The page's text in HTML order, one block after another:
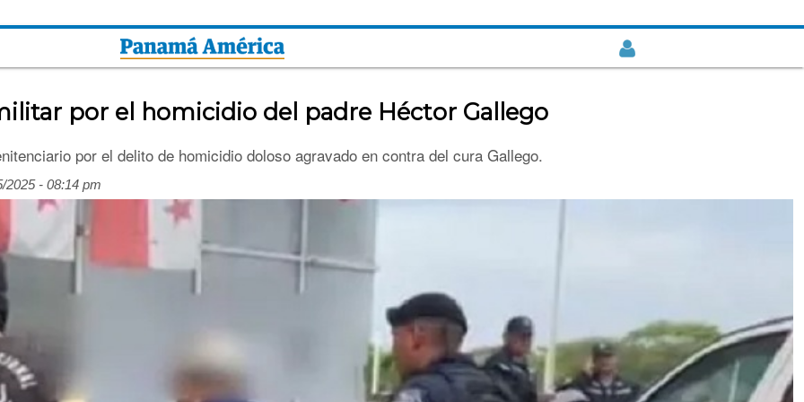
por el homicidio del padre Héctor Gallego
por el delito de homicidio doloso agravado en contra del cura Gallego.
2025 - 08:14 pm